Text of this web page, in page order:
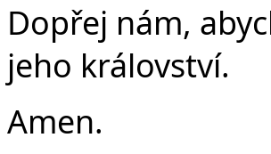
Dopřej nám,
jeho království.
Amen.